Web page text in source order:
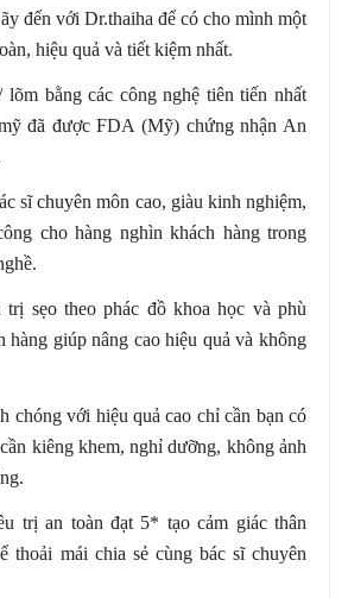
đến với Dr.thaiha để có cho mình một
hiệu quả và tiết kiệm nhất.
lõm bằng các công nghệ tiên tiến nhất
đã được FDA (Mỹ) chứng nhận An
sĩ chuyên môn cao, giàu kinh nghiệm,
cho hàng nghìn khách hàng trong
trị sẹo theo phác đồ khoa học và phù
hàng giúp nâng cao hiệu quả và không
chóng với hiệu quả cao chỉ cần bạn có
kiêng khem, nghỉ dưỡng, không ảnh
trị an toàn đạt 5* tạo cảm giác thân
thoải mái chia sẻ cùng bác sĩ chuyên